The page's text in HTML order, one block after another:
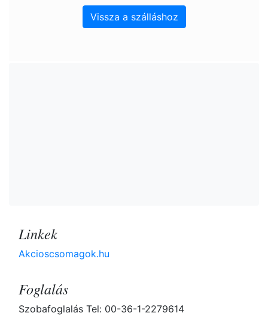
Vissza a szálláshoz
Linkek
Akcioscsomagok.hu
Foglalás
Szobafoglalás Tel: 00-36-1-2279614